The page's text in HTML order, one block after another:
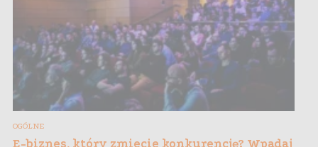
OGÓLNE
E-biznes, który zmiecie konkurencję? Wpadaj